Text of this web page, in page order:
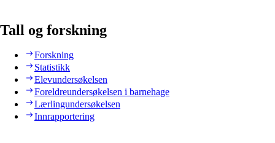
Tall og forskning
Forskning
Statistikk
Elevundersøkelsen
Foreldreundersøkelsen i barnehage
Lærlingundersøkelsen
Innrapportering